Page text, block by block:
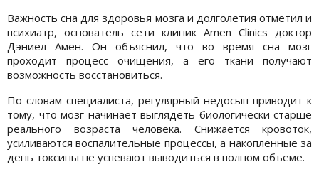
Важность сна для здоровья мозга и долголетия отметил и
психиатр, основатель сети клиник Amen Clinics доктор
Дэниел Амен. Он объяснил, что во время сна мозг
проходит процесс очищения, а его ткани получают
возможность восстановиться.
По словам специалиста, регулярный недосып приводит к
тому, что мозг начинает выглядеть биологически старше
реального возраста человека. Снижается кровоток,
усиливаются воспалительные процессы, а накопленные за
день токсины не успевают выводиться в полном объеме.